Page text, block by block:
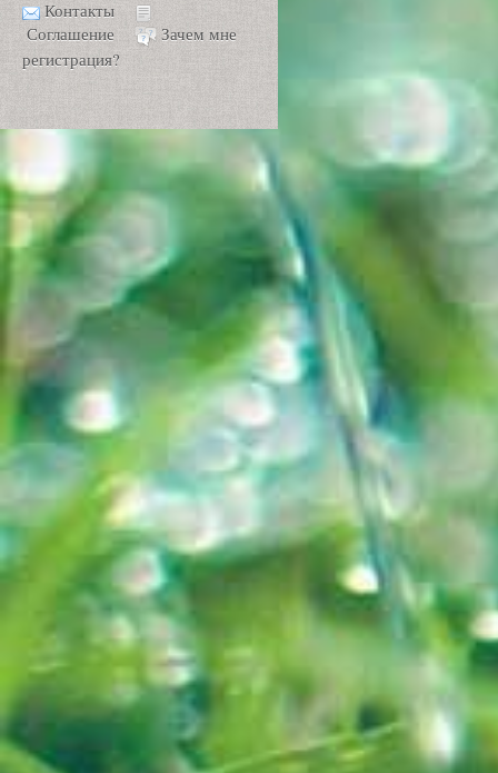
Контакты
Соглашение
Зачем мне
регистрация?